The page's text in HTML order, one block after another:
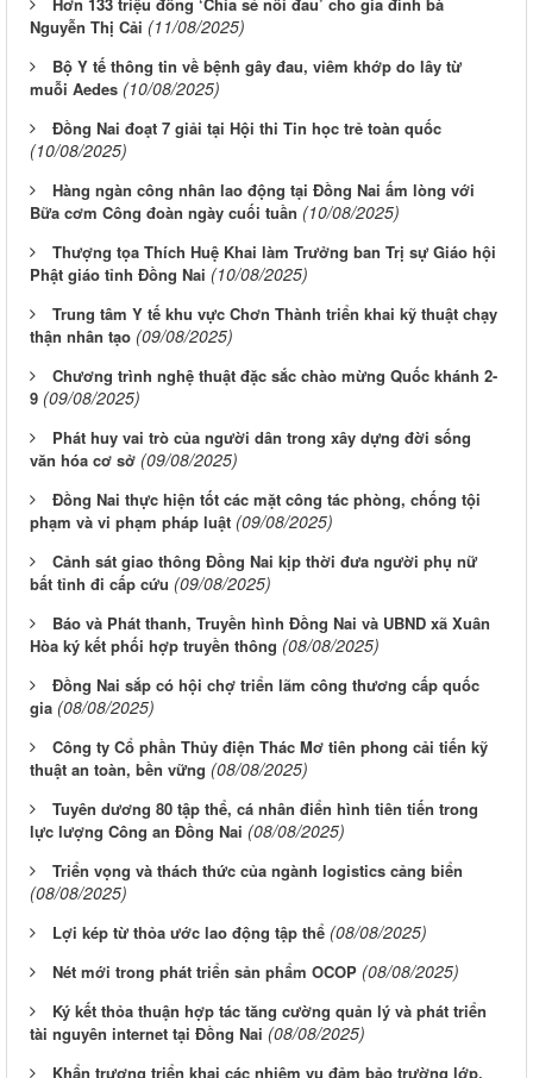
Nguyễn Thị Cải (11/08/2025)
Bộ Y tế thông tin về bệnh gây đau, viêm khớp do lây từ
muỗi Aedes (10/08/2025)
Đồng Nai đoạt 7 giải tại Hội thi Tin học trẻ toàn quốc
(10/08/2025)
Hàng ngàn công nhân lao động tại Đồng Nai ấm lòng với
Bữa cơm Công đoàn ngày cuối tuần (10/08/2025)
Thượng tọa Thích Huệ Khai làm Trưởng ban Trị sự Giáo hội
Phật giáo tỉnh Đồng Nai (10/08/2025)
Trung tâm Y tế khu vực Chơn Thành triển khai kỹ thuật chạy
thận nhân tạo (09/08/2025)
Chương trình nghệ thuật đặc sắc chào mừng Quốc khánh 2-
9 (09/08/2025)
Phát huy vai trò của người dân trong xây dựng đời sống
văn hóa cơ sở (09/08/2025)
Đồng Nai thực hiện tốt các mặt công tác phòng, chống tội
phạm và vi phạm pháp luật (09/08/2025)
Cảnh sát giao thông Đồng Nai kịp thời đưa người phụ nữ
bất tỉnh đi cấp cứu (09/08/2025)
Báo và Phát thanh, Truyền hình Đồng Nai và UBND xã Xuân
Hòa ký kết phối hợp truyền thông (08/08/2025)
Đồng Nai sắp có hội chợ triển lãm công thương cấp quốc
gia (08/08/2025)
Công ty Cổ phần Thủy điện Thác Mơ tiên phong cải tiến kỹ
thuật an toàn, bền vững (08/08/2025)
Tuyên dương 80 tập thể, cá nhân điển hình tiên tiến trong
lực lượng Công an Đồng Nai (08/08/2025)
Triển vọng và thách thức của ngành logistics cảng biển
(08/08/2025)
Lợi kép từ thỏa ước lao động tập thể (08/08/2025)
Nét mới trong phát triển sản phẩm OCOP (08/08/2025)
Ký kết thỏa thuận hợp tác tăng cường quản lý và phát triển
tài nguyên internet tại Đồng Nai (08/08/2025)
Khẩn trương triển khai các nhiệm vụ đảm bảo trường lớp,